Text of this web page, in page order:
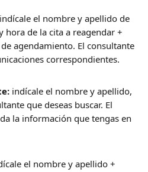
indícale el nombre y apellido de
hora de la cita a reagendar +
agendamiento. El consultante
correspondientes.
indícale el nombre y apellido,
que deseas buscar. El
la información que tengas en
el nombre y apellido +